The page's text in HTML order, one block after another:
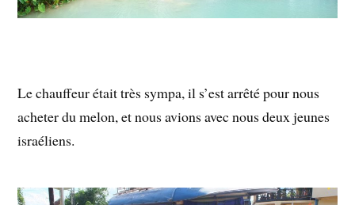
Le chauffeur était très sympa, il s’est arrêté pour nous
acheter du melon, et nous avions avec nous deux jeunes
israéliens.